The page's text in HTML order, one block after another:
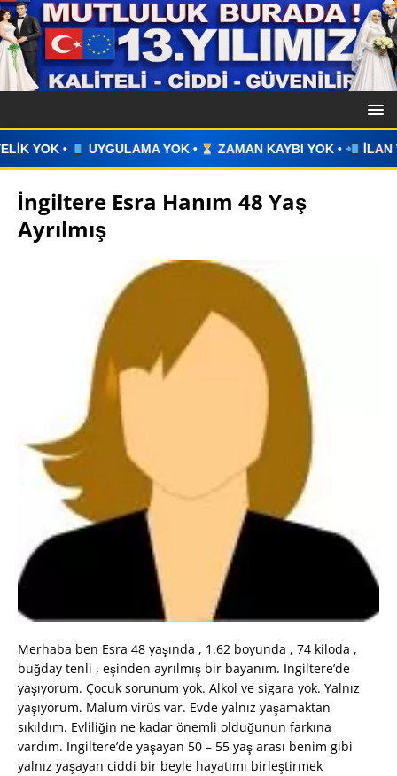
YOK • ZAMAN KAYBI YOK • İLAN VERİN • WHATSAPP
İngiltere Esra Hanım 48 Yaş
Ayrılmış
Merhaba ben Esra 48 yaşında , 1.62 boyunda , 74 kiloda ,
buğday tenli , eşinden ayrılmış bir bayanım. İngiltere’de
yaşıyorum. Çocuk sorunum yok. Alkol ve sigara yok. Yalnız
yaşıyorum. Malum virüs var. Evde yalnız yaşamaktan
sıkıldım. Evliliğin ne kadar önemli olduğunun farkına
vardım. İngiltere’de yaşayan 50 – 55 yaş arası benim gibi
yalnız yaşayan ciddi bir beyle hayatımı birleştirmek